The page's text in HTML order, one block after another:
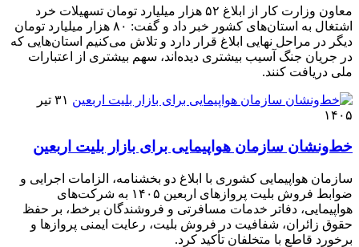
معاون وزارت کار از ابلاغ ۵۲ هزار میلیارد تومان تسهیلات خرد
اشتغال به استان‌های کشور خبر داد و گفت: ۸۰ هزار میلیارد تومان
دیگر در مراحل نهایی ابلاغ قرار دارد و تلاش می‌کنیم استان‌هایی که
در جریان جنگ آسیب بیشتری دیده‌اند، سهم بیشتری از اعتبارات
ملی دریافت کنند.
۳۱ تیر
۱۴۰۵
خط‌ونشان سازمان هواپیمایی برای بازار بلیت اربعین
سازمان هواپیمایی کشوری با ابلاغ دو بخشنامه، الزامات اجرایی و
ضوابط فروش بلیت پروازهای اربعین ۱۴۰۵ به شرکت‌های
هواپیمایی، دفاتر خدمات مسافرتی و فروشندگان برخط، بر حفظ
حقوق زائران، شفافیت در فروش بلیت، رعایت ایمنی پروازها و
برخورد قاطع با متخلفان تأکید کرد.